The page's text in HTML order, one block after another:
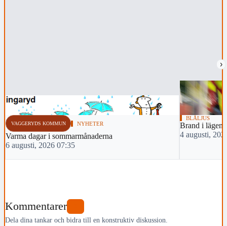
›
VAGGERYDS KOMMUN NYHETER
Varma dagar i sommarmånaderna
6 augusti, 2026 07:35
BLÅLJUS
Brand i
4 augusti,
Kommentarer
Dela dina tankar och bidra till en konstruktiv diskussion.